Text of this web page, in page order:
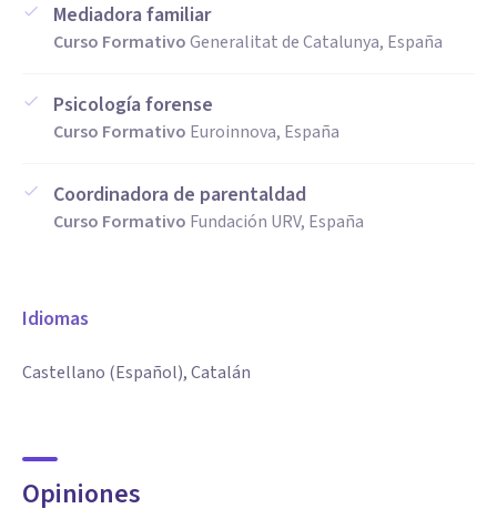
Mediadora familiar
Curso FormativoGeneralitat de Catalunya, España
Psicología forense
Curso Formativo Euroinnova, España
Coordinadora de parentaldad
Curso Formativo Fundación URV, España
Idiomas
Castellano (Español), Catalán
Opiniones